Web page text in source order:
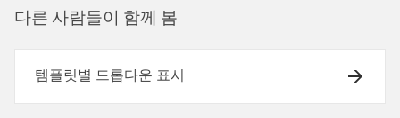
다른 사람들이 함께 봄
템플릿별 드롭다운 표시